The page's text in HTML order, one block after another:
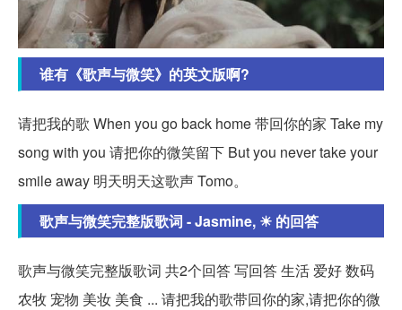
谁有《歌声与微笑》的英文版啊?
请把我的歌 When you go back home 带回你的家 Take my
song with you 请把你的微笑留下 But you never take your
smile away 明天明天这歌声 Tomo。
歌声与微笑完整版歌词 - Jasmine, ☀ 的回答
歌声与微笑完整版歌词 共2个回答 写回答 生活 爱好 数码
农牧 宠物 美妆 美食 ... 请把我的歌带回你的家,请把你的微